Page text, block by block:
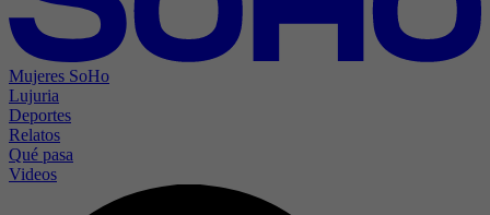
Mujeres SoHo
Lujuria
Deportes
Relatos
Qué pasa
Videos